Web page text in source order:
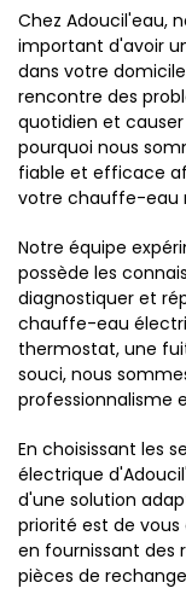
Chez Adoucil'eau,
important d'avoir
dans votre
rencontre des
quotidien et
pourquoi nous
fiable et efficace
votre chauffe-eau
Notre équipe
possède les
diagnostiquer et
chauffe-eau
thermostat, une
souci, nous
professionnalisme
En choisissant les
électrique
d'une solution
priorité est de
en fournissant des
pièces de